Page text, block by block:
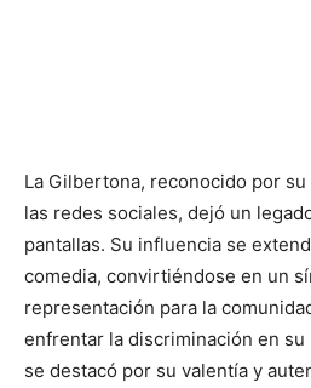
La Gilbertona, reconocido por
las redes sociales, dejó un
pantallas. Su influencia se
comedia, convirtiéndose en un
representación para la
enfrentar la discriminación en
se destacó por su valentía y